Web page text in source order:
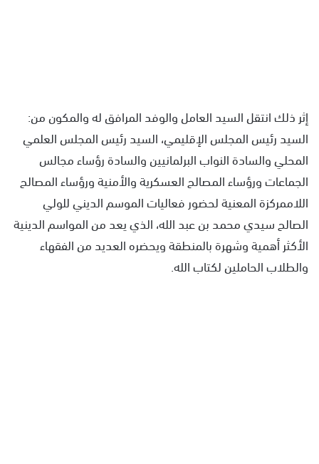
إثر ذلك انتقل السيد العامل والوفد المرافق له والمكون من:
السيد رئيس المجلس الإقليمي، السيد رئيس المجلس العلمي
المحلي والسادة النواب البرلمانيين والسادة رؤساء مجالس
الجماعات ورؤساء المصالح العسكرية والأمنية ورؤساء المصالح
اللاممركزة المعنية لحضور فعاليات الموسم الديني للولي
الصالح سيدي محمد بن عبد الله، الذي يعد من المواسم الدينية
الأكثر أهمية وشهرة بالمنطقة ويحضره العديد من الفقهاء
والطلاب الحاملين لكتاب الله.